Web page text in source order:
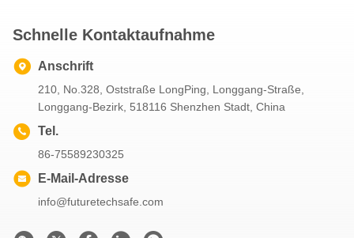
Schnelle Kontaktaufnahme
Anschrift
210, No.328, Oststraße LongPing, Longgang-Straße,
Longgang-Bezirk, 518116 Shenzhen Stadt, China
Tel.
86-75589230325
E-Mail-Adresse
info@futuretechsafe.com